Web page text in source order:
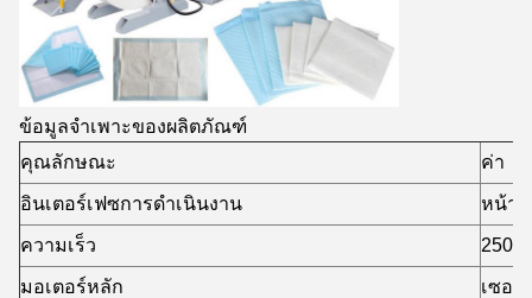
ข้อมูลจำเพาะของผลิตภัณฑ์
คุณลักษณะ
ค่า
อินเตอร์เฟซการดำเนินงาน
หน้า
ความเร็ว
250-
มอเตอร์หลัก
เซอร์